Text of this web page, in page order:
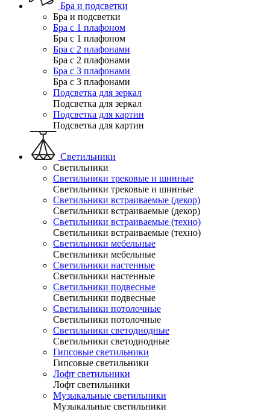
Бра и подсветки
Бра и подсветки
Бра с 1 плафоном
Бра с 1 плафоном
Бра с 2 плафонами
Бра с 2 плафонами
Бра с 3 плафонами
Бра с 3 плафонами
Подсветка для зеркал
Подсветка для зеркал
Подсветка для картин
Подсветка для картин
Светильники
Светильники
Светильники трековые и шинные
Светильники трековые и шинные
Светильники встраиваемые (декор)
Светильники встраиваемые (декор)
Светильники встраиваемые (техно)
Светильники встраиваемые (техно)
Светильники мебельные
Светильники мебельные
Светильники настенные
Светильники настенные
Светильники подвесные
Светильники подвесные
Светильники потолочные
Светильники потолочные
Светильники светодиодные
Светильники светодиодные
Гипсовые светильники
Гипсовые светильники
Лофт светильники
Лофт светильники
Музыкальные светильники
Музыкальные светильники